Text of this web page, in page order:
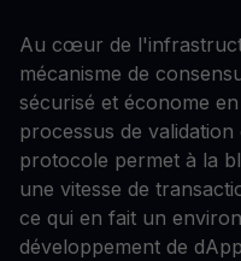
Au cœur de
mécanisme de
sécurisé et économe
processus de
protocole permet à la
une vitesse de
ce qui en fait un
développement de